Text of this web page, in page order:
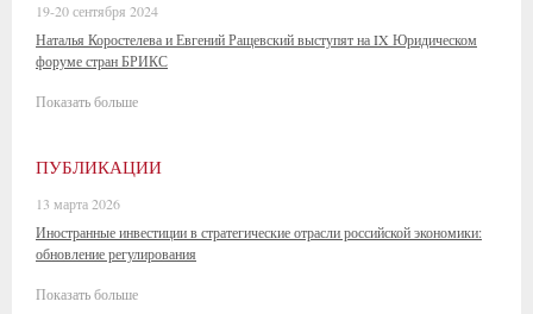
19-20 сентября 2024
Наталья Коростелева и Евгений Ращевский выступят на IX Юридическом
форуме стран БРИКС
Показать больше
ПУБЛИКАЦИИ
13 марта 2026
Иностранные инвестиции в стратегические отрасли российской экономики:
обновление регулирования
Показать больше